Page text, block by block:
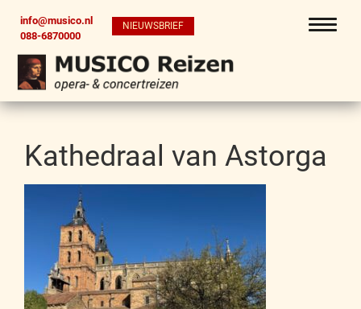
info@musico.nl
088-6870000
NIEUWSBRIEF
Kathedraal van Astorga